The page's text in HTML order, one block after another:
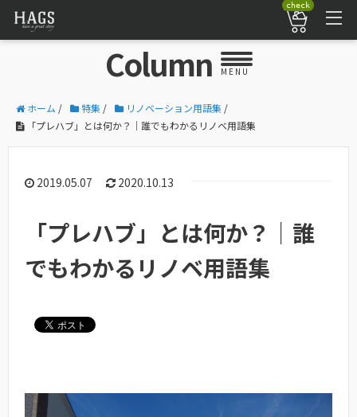
check
Column MENU
ホーム / 特集 / リノベーション用語集 /
「プレハブ」とは何か？｜誰でもわかるリノベ用語集
2019.05.07 2020.10.13
「プレハブ」とは何か？｜誰
でもわかるリノベ用語集